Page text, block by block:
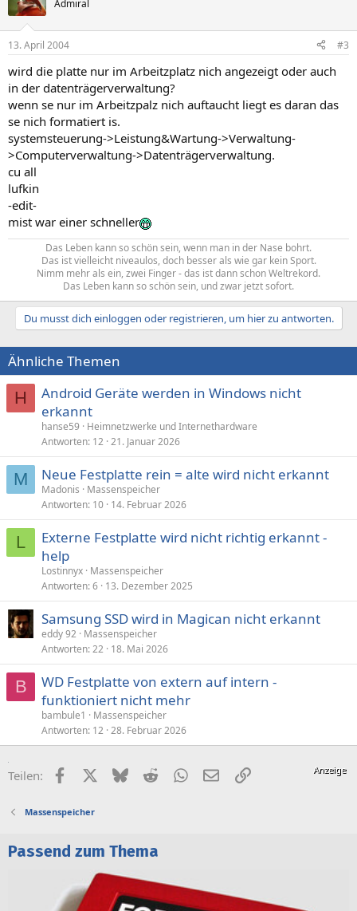
Admiral
13. April 2004 #3
wird die platte nur im Arbeitzplatz nich angezeigt oder auch
in der datenträgerverwaltung?
wenn se nur im Arbeitzpalz nich auftaucht liegt es daran das
se nich formatiert is.
systemsteuerung->Leistung&Wartung->Verwaltung-
>Computerverwaltung->Datenträgerverwaltung.
cu all
lufkin
-edit-
mist war einer schneller
Das Leben kann so schön sein, wenn man in der Nase bohrt.
Das ist vielleicht niveaulos, doch besser als wie gar kein Sport.
Nimm mehr als ein, zwei Finger - das ist dann schon Weltrekord.
Das Leben kann so schön sein, und zwar jetzt sofort.​
Du musst dich einloggen oder registrieren, um hier zu antworten.
Ähnliche Themen
H
Android Geräte werden in Windows nicht
erkannt
hanse59
Heimnetzwerke und Internethardware
Antworten 12 21. Januar 2026
M Neue Festplatte rein = alte wird nicht erkannt
Madonis
Massenspeicher
Antworten 10 14. Februar 2026
L
Externe Festplatte wird nicht richtig erkannt -
help
Lostinnyx Massenspeicher
Antworten 6 13. Dezember 2025
Samsung SSD wird in Magican nicht erkannt
eddy 92 Massenspeicher
Antworten 22 18. Mai 2026
B
WD Festplatte von extern auf intern -
funktioniert nicht mehr
bambule1
Massenspeicher
Antworten 12 28. Februar 2026
Teilen: FacebookX (Twitter)
BlueskyRedditWhatsApp
E-MailLink
Massenspeicher
Passend zum Thema